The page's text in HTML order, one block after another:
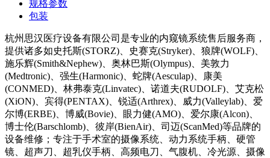
规格参数
包装
杭州思汉医疗设备有限公司是专业的内窥镜系统售后服务商，
提供诸多如史托斯(STORZ)、史赛克(Stryker)、狼牌(WOLF)、
施乐辉(Smith&Nephew)、奥林巴斯(Olympus)、美敦力
(Medtronic)、强生(Harmonic)、蛇牌(Aesculap)、康美
(CONMED)、林弗泰克(Linvatec)、诺道夫(RUDOLF)、艾克松
(XiON)、宾得(PENTAX)、锐适(Arthrex)、威力(Valleylab)、爱
尔博(ERBE)、博威(Bovie)、眼力健(AMO)、爱尔康(Alcon)、
博士伦(Barschlomb)、彼岸(BienAir)、司迈(ScanMed)等品牌的
设备维修；专注于手术室的摄像系统、动力系统手柄、硬管
镜、超声刀、超乳仪手柄、高频电刀、气腹机、冷光源、摄像